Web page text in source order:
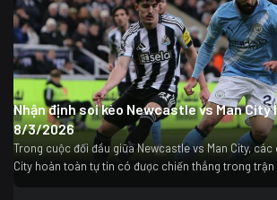
Nhận định soi kèo Newcastle vs Man City
8/3/2026
Trong cuộc đối đầu giữa Newcastle vs Man City, các
City hoàn toàn tự tin có được chiến thắng trong trận